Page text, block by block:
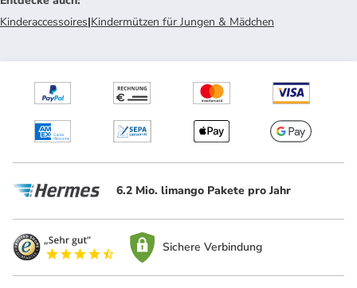
Kinderaccessoires|Kindermützen für Jungen & Mädchen
6.2 Mio. limango Pakete pro Jahr
Sichere Verbindung